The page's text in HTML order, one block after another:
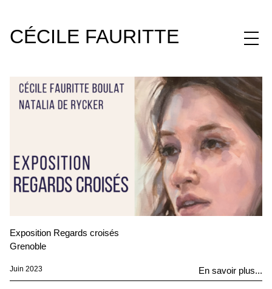
CÉCILE FAURITTE
Exposition Regards croisés
Grenoble
Juin 2023 En savoir plus...